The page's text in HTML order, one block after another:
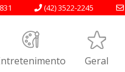
(42) 3522-2245
Geral